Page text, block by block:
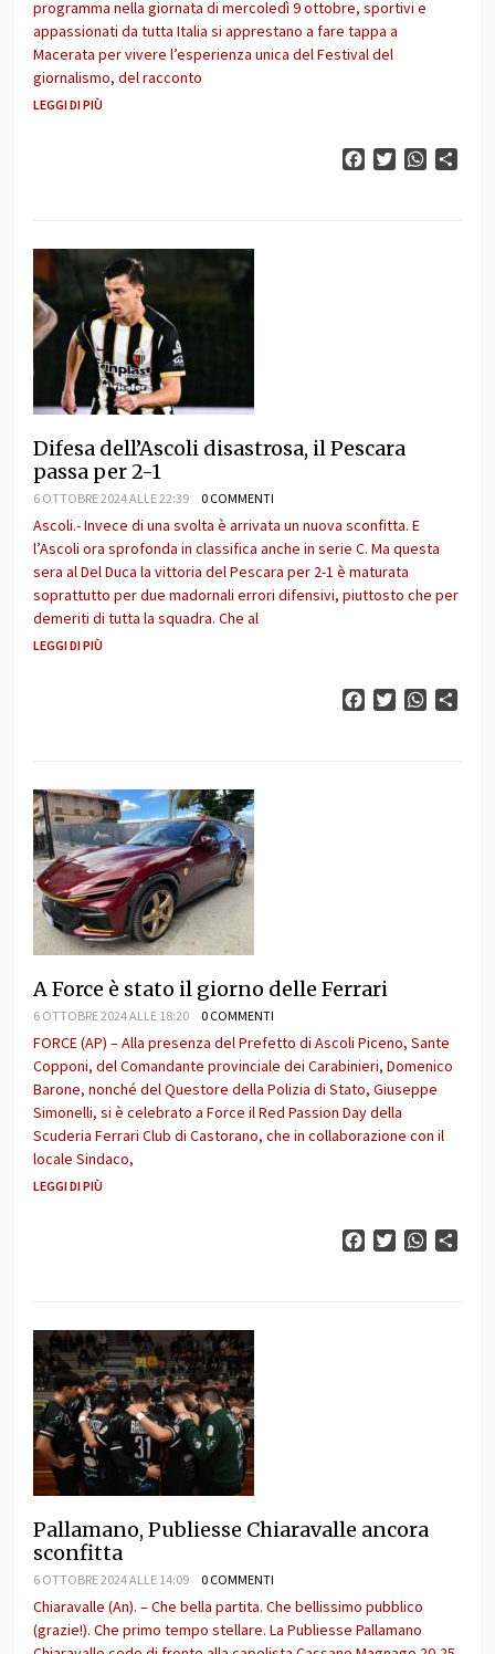
programma nella giornata di mercoledì 9 ottobre, sportivi e
appassionati da tutta Italia si apprestano a fare tappa a
Macerata per vivere l’esperienza unica del Festival del
giornalismo, del racconto
LEGGI DI PIÙ
FacebookTwitter
Difesa dell’Ascoli disastrosa, il Pescara
passa per 2-1
6 OTTOBRE 2024 ALLE 22:39 0 COMMENTI
Ascoli.- Invece di una svolta è arrivata un nuova sconfitta. E
l’Ascoli ora sprofonda in classifica anche in serie C. Ma questa
sera al Del Duca la vittoria del Pescara per 2-1 è maturata
soprattutto per due madornali errori difensivi, piuttosto che per
demeriti di tutta la squadra. Che al
LEGGI DI PIÙ
FacebookTwitter
A Force è stato il giorno delle Ferrari
6 OTTOBRE 2024 ALLE 18:20 0 COMMENTI
FORCE (AP) – Alla presenza del Prefetto di Ascoli Piceno, Sante
Copponi, del Comandante provinciale dei Carabinieri, Domenico
Barone, nonché del Questore della Polizia di Stato, Giuseppe
Simonelli, si è celebrato a Force il Red Passion Day della
Scuderia Ferrari Club di Castorano, che in collaborazione con il
locale Sindaco,
LEGGI DI PIÙ
FacebookTwitter
Pallamano, Publiesse Chiaravalle ancora
sconfitta
6 OTTOBRE 2024 ALLE 14:09 0 COMMENTI
Chiaravalle (An). – Che bella partita. Che bellissimo pubblico
(grazie!). Che primo tempo stellare. La Publiesse Pallamano